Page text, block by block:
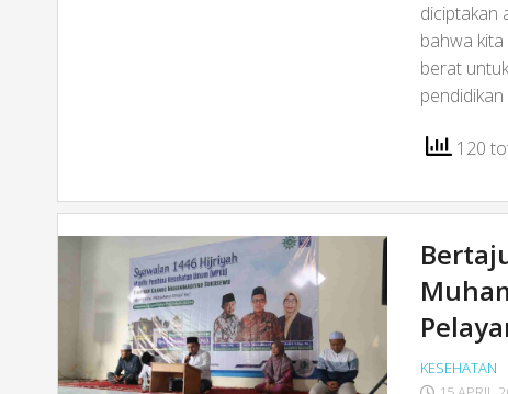
diciptakan
bahwa
berat
pendidikan
120
KESEHATAN